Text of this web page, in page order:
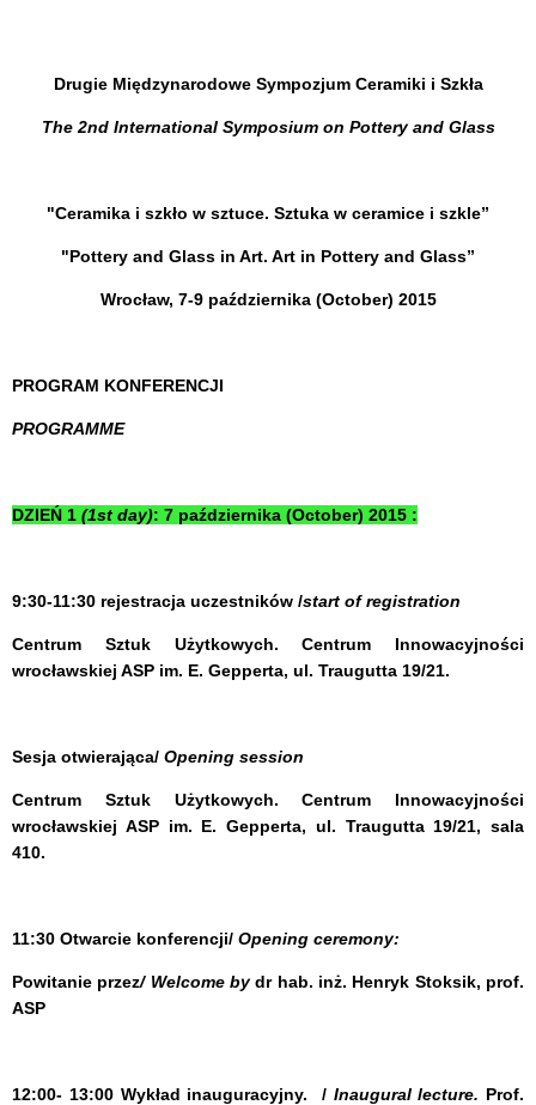
Drugie Międzynarodowe Sympozjum Ceramiki i Szkła
The 2nd International Symposium on Pottery and Glass
"Ceramika i szkło w sztuce. Sztuka w ceramice i szkle”
"Pottery and Glass in Art. Art in Pottery and Glass”
Wrocław, 7-9 października (October) 2015
PROGRAM KONFERENCJI
PROGRAMME
DZIEŃ 1 (1st day): 7 października (October) 2015 :
9:30-11:30 rejestracja uczestników /start of registration
Centrum Sztuk Użytkowych. Centrum Innowacyjności
wrocławskiej ASP im. E. Gepperta, ul. Traugutta 19/21.
Sesja otwierająca/ Opening session
Centrum Sztuk Użytkowych. Centrum Innowacyjności
wrocławskiej ASP im. E. Gepperta, ul. Traugutta 19/21, sala
410.
11:30 Otwarcie konferencji/ Opening ceremony:
Powitanie przez/ Welcome bydr hab. inż. Henryk Stoksik, prof.
ASP
12:00- 13:00 Wykład inauguracyjny. / Inaugural lecture. Prof.